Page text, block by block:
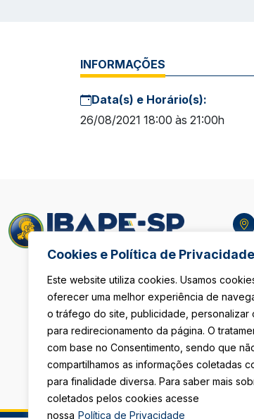
Cookies e Política de Privacidade
Este website utiliza cookies. Usamos
oferecer uma melhor experiência de
o tráfego do site, publicidade, personalizar
para redirecionamento da página. O
com base no Consentimento, sendo que
compartilhamos as informações coletadas
para finalidade diversa. Para saber mais
coletados pelos cookies acesse
nossa Política de Privacidade
INFORMAÇÕES
Data(s) e Horário(s):
26/08/2021 18:00 às 21:00h